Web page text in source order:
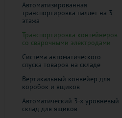
Автоматизированная
транспортировка паллет на 3
этажа
Транспортировка контейнеров
со сварочными электродами
Система автоматического
спуска товаров на складе
Вертикальный конвейер для
коробок и ящиков
Автоматический 3-х уровневый
склад для ящиков